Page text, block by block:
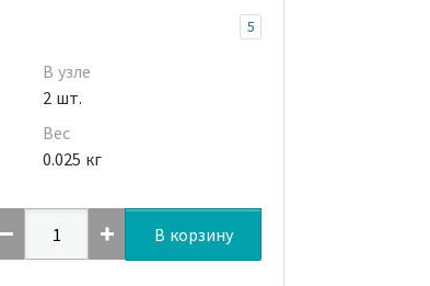
5
В узле
2 шт.
Вес
0.025 кг
В корзину